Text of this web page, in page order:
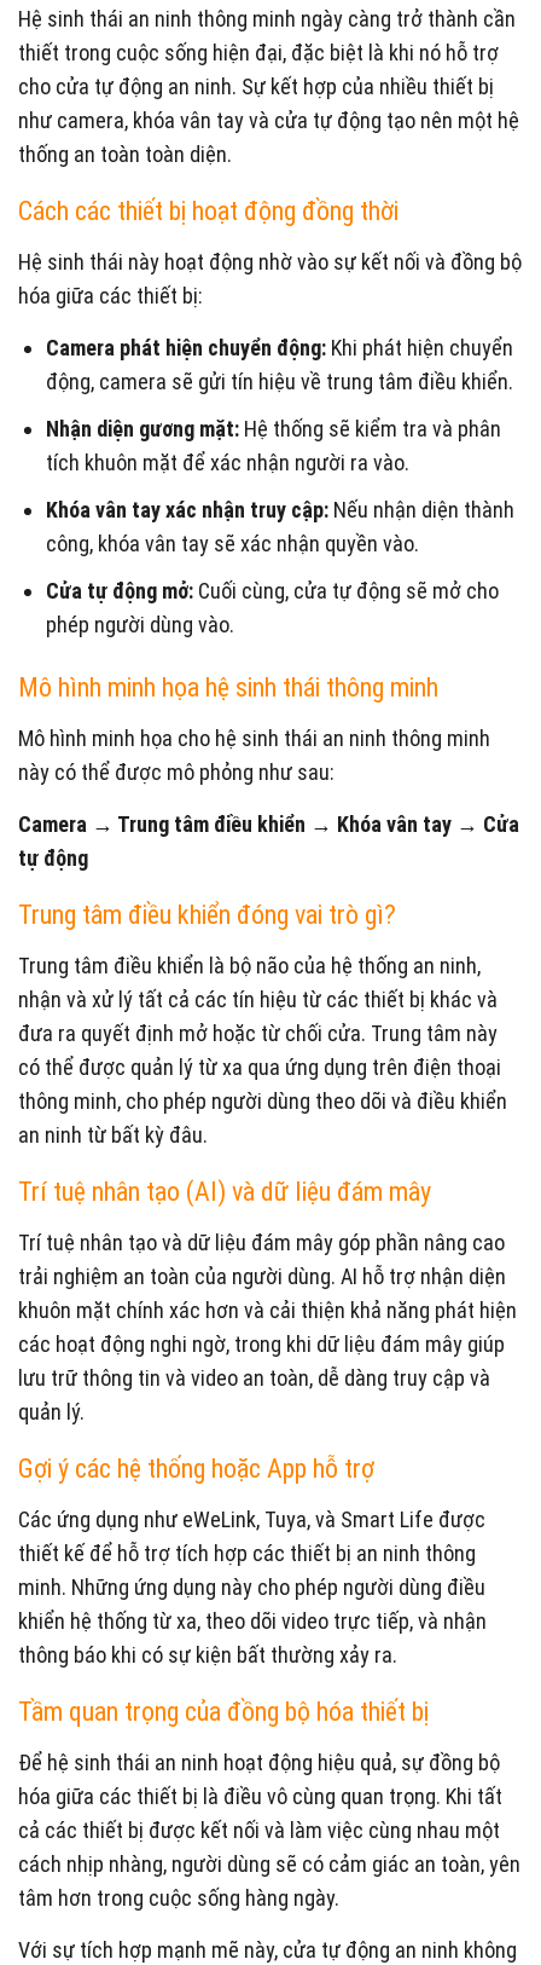
Hệ sinh thái an ninh thông minh ngày càng trở thành cần
thiết trong cuộc sống hiện đại, đặc biệt là khi nó hỗ trợ
cho cửa tự động an ninh. Sự kết hợp của nhiều thiết bị
như camera, khóa vân tay và cửa tự động tạo nên một hệ
thống an toàn toàn diện.
Cách các thiết bị hoạt động đồng thời
Hệ sinh thái này hoạt động nhờ vào sự kết nối và đồng bộ
hóa giữa các thiết bị:
Camera phát hiện chuyển động: Khi phát hiện chuyển
động, camera sẽ gửi tín hiệu về trung tâm điều khiển.
Nhận diện gương mặt: Hệ thống sẽ kiểm tra và phân
tích khuôn mặt để xác nhận người ra vào.
Khóa vân tay xác nhận truy cập: Nếu nhận diện thành
công, khóa vân tay sẽ xác nhận quyền vào.
Cửa tự động mở: Cuối cùng, cửa tự động sẽ mở cho
phép người dùng vào.
Mô hình minh họa hệ sinh thái thông minh
Mô hình minh họa cho hệ sinh thái an ninh thông minh
này có thể được mô phỏng như sau:
Camera → Trung tâm điều khiển → Khóa vân tay → Cửa
tự động
Trung tâm điều khiển đóng vai trò gì?
Trung tâm điều khiển là bộ não của hệ thống an ninh,
nhận và xử lý tất cả các tín hiệu từ các thiết bị khác và
đưa ra quyết định mở hoặc từ chối cửa. Trung tâm này
có thể được quản lý từ xa qua ứng dụng trên điện thoại
thông minh, cho phép người dùng theo dõi và điều khiển
an ninh từ bất kỳ đâu.
Trí tuệ nhân tạo (AI) và dữ liệu đám mây
Trí tuệ nhân tạo và dữ liệu đám mây góp phần nâng cao
trải nghiệm an toàn của người dùng. AI hỗ trợ nhận diện
khuôn mặt chính xác hơn và cải thiện khả năng phát hiện
các hoạt động nghi ngờ, trong khi dữ liệu đám mây giúp
lưu trữ thông tin và video an toàn, dễ dàng truy cập và
quản lý.
Gợi ý các hệ thống hoặc App hỗ trợ
Các ứng dụng như eWeLink, Tuya, và Smart Life được
thiết kế để hỗ trợ tích hợp các thiết bị an ninh thông
minh. Những ứng dụng này cho phép người dùng điều
khiển hệ thống từ xa, theo dõi video trực tiếp, và nhận
thông báo khi có sự kiện bất thường xảy ra.
Tầm quan trọng của đồng bộ hóa thiết bị
Để hệ sinh thái an ninh hoạt động hiệu quả, sự đồng bộ
hóa giữa các thiết bị là điều vô cùng quan trọng. Khi tất
cả các thiết bị được kết nối và làm việc cùng nhau một
cách nhịp nhàng, người dùng sẽ có cảm giác an toàn, yên
tâm hơn trong cuộc sống hàng ngày.
Với sự tích hợp mạnh mẽ này, cửa tự động an ninh không